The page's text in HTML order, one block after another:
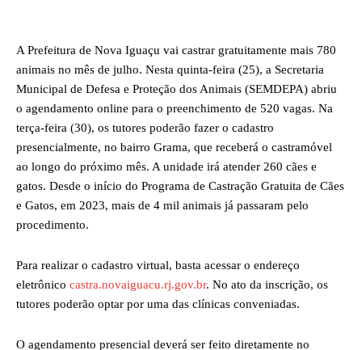
A Prefeitura de Nova Iguaçu vai castrar gratuitamente mais 780
animais no mês de julho. Nesta quinta-feira (25), a Secretaria
Municipal de Defesa e Proteção dos Animais (SEMDEPA) abriu
o agendamento online para o preenchimento de 520 vagas. Na
terça-feira (30), os tutores poderão fazer o cadastro
presencialmente, no bairro Grama, que receberá o castramóvel
ao longo do próximo mês. A unidade irá atender 260 cães e
gatos. Desde o início do Programa de Castração Gratuita de Cães
e Gatos, em 2023, mais de 4 mil animais já passaram pelo
procedimento.
Para realizar o cadastro virtual, basta acessar o endereço
eletrônico castra.novaiguacu.rj.gov.br. No ato da inscrição, os
tutores poderão optar por uma das clínicas conveniadas.
O agendamento presencial deverá ser feito diretamente no